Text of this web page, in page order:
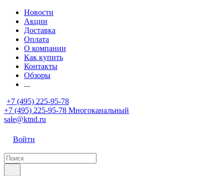
Новости
Акции
Доставка
Оплата
О компании
Как купить
Контакты
Обзоры
...
+7 (495) 225-95-78
+7 (495) 225-95-78 Многоканальный
sale@ktnd.ru
Войти